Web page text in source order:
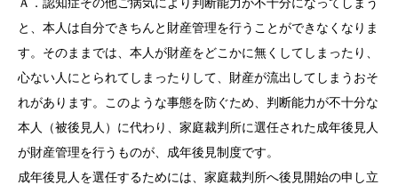
と、本人は自分できちんと財産管理を行うことができなくなりま
す。そのままでは、本人が財産をどこかに無くしてしまったり、
心ない人にとられてしまったりして、財産が流出してしまうおそ
れがあります。このような事態を防ぐため、判断能力が不十分な
本人（被後見人）に代わり、家庭裁判所に選任された成年後見人
が財産管理を行うものが、成年後見制度です。
成年後見人を選任するためには、家庭裁判所へ後見開始の申し立